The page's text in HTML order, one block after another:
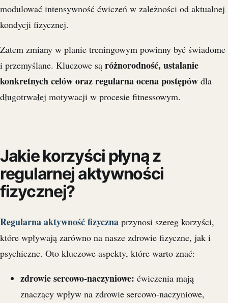
modulować intensywność ćwiczeń w zależności od aktualnej
kondycji fizycznej.
Zatem zmiany w planie treningowym powinny być świadome
i przemyślane. Kluczowe są różnorodność, ustalanie
konkretnych celów oraz regularna ocena postępów dla
długotrwałej motywacji w procesie fitnessowym.
Jakie korzyści płyną z
regularnej aktywności
fizycznej?
Regularna aktywność fizyczna przynosi szereg korzyści,
które wpływają zarówno na nasze zdrowie fizyczne, jak i
psychiczne. Oto kluczowe aspekty, które warto znać:
zdrowie sercowo-naczyniowe: ćwiczenia mają
znaczący wpływ na zdrowie sercowo-naczyniowe,